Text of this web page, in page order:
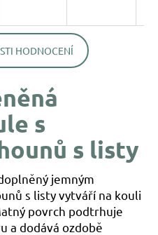
HODNOCENÍ
s
s listy
jemným
s listy vytváří na kouli
povrch podtrhuje
a dodává ozdobě